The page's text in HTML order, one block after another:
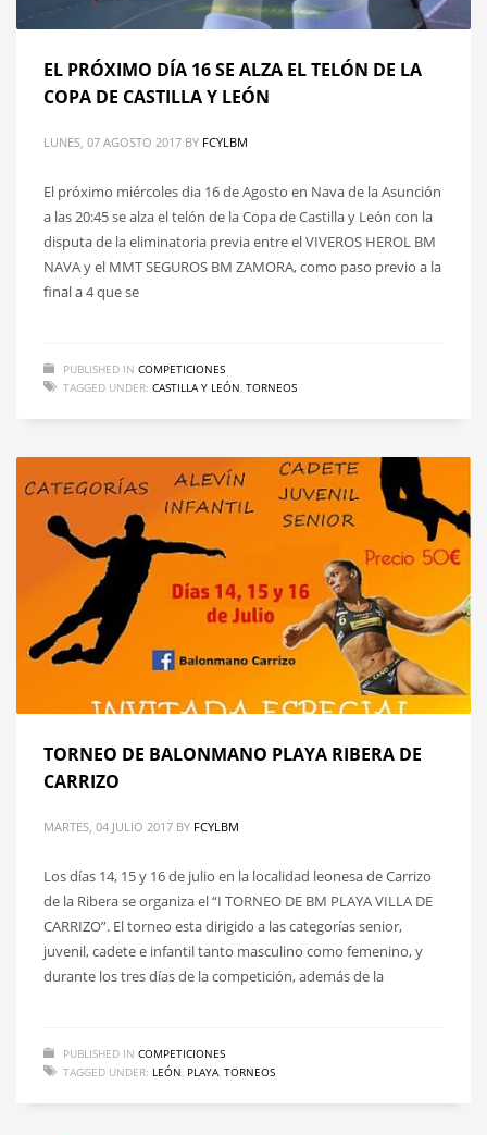
EL PRÓXIMO DÍA 16 SE ALZA EL TELÓN DE LA
COPA DE CASTILLA Y LEÓN
LUNES, 07 AGOSTO 2017 BY FCYLBM
El próximo miércoles dia 16 de Agosto en Nava de la Asunción
a las 20:45 se alza el telón de la Copa de Castilla y León con la
disputa de la eliminatoria previa entre el VIVEROS HEROL BM
NAVA y el MMT SEGUROS BM ZAMORA, como paso previo a la
final a 4 que se
PUBLISHED IN COMPETICIONES
TAGGED UNDER: CASTILLA Y LEÓN TORNEOS
TORNEO DE BALONMANO PLAYA RIBERA DE
CARRIZO
MARTES, 04 JULIO 2017 BY FCYLBM
Los días 14, 15 y 16 de julio en la localidad leonesa de Carrizo
de la Ribera se organiza el “I TORNEO DE BM PLAYA VILLA DE
CARRIZO”. El torneo esta dirigido a las categorías senior,
juvenil, cadete e infantil tanto masculino como femenino, y
durante los tres días de la competición, además de la
PUBLISHED IN COMPETICIONES
TAGGED UNDER: LEÓN PLAYA TORNEOS